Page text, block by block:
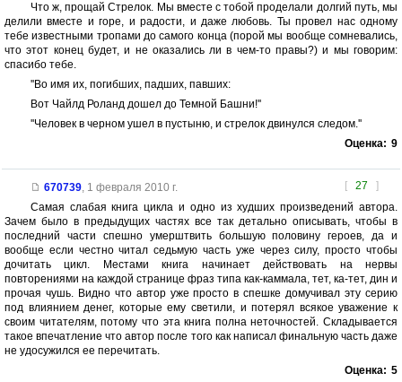
Что ж, прощай Стрелок. Мы вместе с тобой проделали долгий путь, мы
делили вместе и горе, и радости, и даже любовь. Ты провел нас одному
тебе известными тропами до самого конца (порой мы вообще сомневались,
что этот конец будет, и не оказались ли в чем-то правы?) и мы говорим:
спасибо тебе.
''Во имя их, погибших, падших, павших:
Вот Чайлд Роланд дошел до Темной Башни!''
''Человек в черном ушел в пустыню, и стрелок двинулся следом.''
Оценка: 9
[ 27 ]
670739, 1 февраля 2010 г.
Самая слабая книга цикла и одно из худших произведений автора.
Зачем было в предыдущих частях все так детально описывать, чтобы в
последний части спешно умерштвить большую половину героев, да и
вообще если честно читал седьмую часть уже через силу, просто чтобы
дочитать цикл. Местами книга начинает действовать на нервы
повторениями на каждой странице фраз типа как-каммала, тет, ка-тет, дин и
прочая чушь. Видно что автор уже просто в спешке домучивал эту серию
под влиянием денег, которые ему светили, и потерял всякое уважение к
своим читателям, потому что эта книга полна неточностей. Складывается
такое впечатление что автор после того как написал финальную часть даже
не удосужился ее перечитать.
Оценка: 5